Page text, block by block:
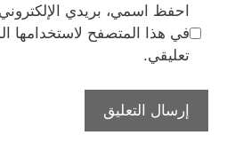
احفظ اسمي، بريدي
في هذا المتصفح لاستخدامها
تعليقي.